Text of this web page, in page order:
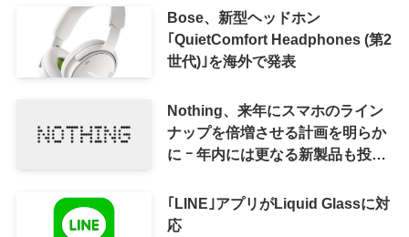
Bose、新型ヘッドホン
｢QuietComfort Headphones (第2
世代)｣を海外で発表
Nothing、来年にスマホのライン
ナップを倍増させる計画を明らか
に ｰ 年内には更なる新製品も投入
｢LINE｣アプリがLiquid Glassに対
応